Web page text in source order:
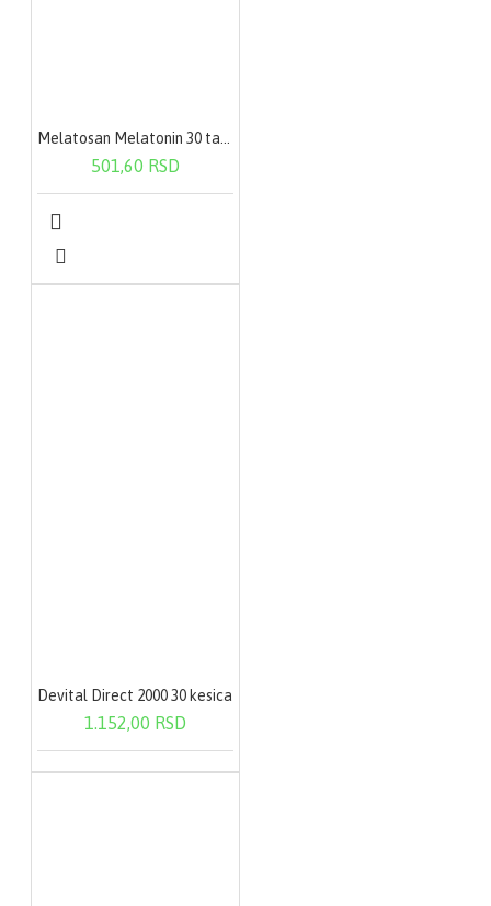
501,60 RSD
Devital Direct 2000 30 kesica
1.152,00 RSD